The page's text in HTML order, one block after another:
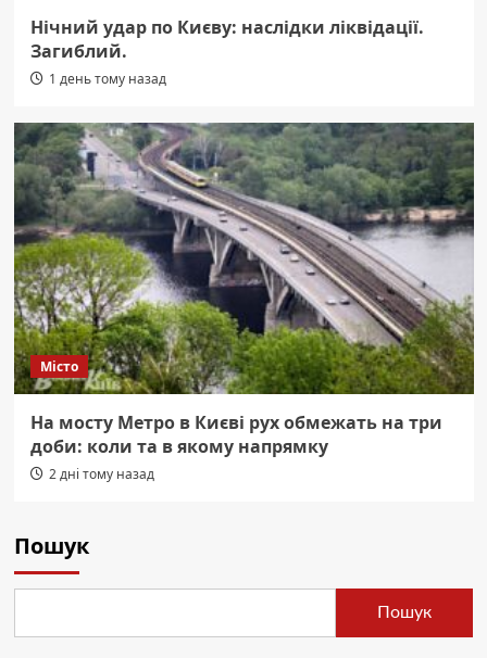
Нічний удар по Києву: наслідки ліквідації.
Загиблий.
1 день тому назад
Місто
На мосту Метро в Києві рух обмежать на три
доби: коли та в якому напрямку
2 дні тому назад
Пошук
Пошук